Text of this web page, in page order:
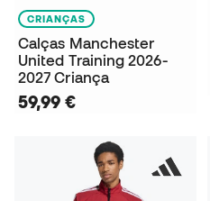
CRIANÇAS
Calças Manchester
United Training 2026-
2027 Criança
59,99 €